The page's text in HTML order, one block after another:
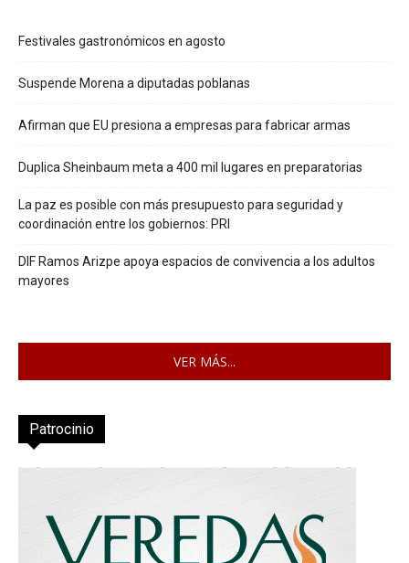
Festivales gastronómicos en agosto
Suspende Morena a diputadas poblanas
Afirman que EU presiona a empresas para fabricar armas
Duplica Sheinbaum meta a 400 mil lugares en preparatorias
La paz es posible con más presupuesto para seguridad y
coordinación entre los gobiernos: PRI
DIF Ramos Arizpe apoya espacios de convivencia a los adultos
mayores
VER MÁS...
Patrocinio